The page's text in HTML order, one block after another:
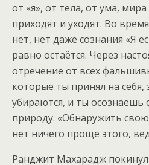
от «я», от тела, от ума,
приходят и уходят. Во
нет, нет даже сознания «Я
равно остаётся. Через
отречение от всех
которые ты принял на себя,
убираются, и ты осознаешь
природу. «Обнаружить
нет ничего проще этого,
Ранджит Махарадж покинул